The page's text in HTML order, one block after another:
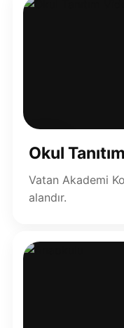
▶
Okul
Vatan Akademi
alandır.